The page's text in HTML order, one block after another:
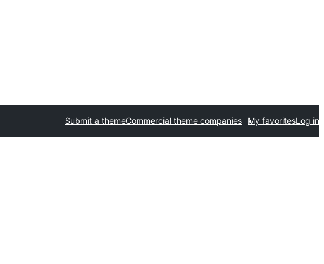
Submit a themeCommercial theme companies My favoritesLog in